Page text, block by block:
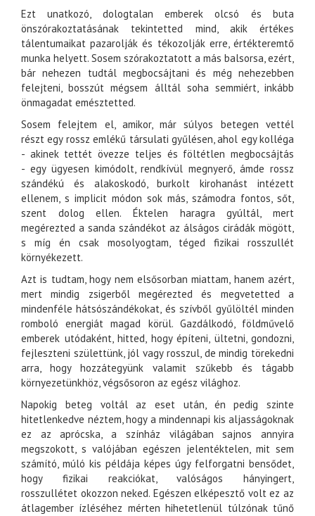
Ezt unatkozó, dologtalan emberek olcsó és buta
önszórakoztatásának tekintetted mind, akik értékes
tálentumaikat pazarolják és tékozolják erre, értékteremtő
munka helyett. Sosem szórakoztatott a más balsorsa, ezért,
bár nehezen tudtál megbocsájtani és még nehezebben
felejteni, bosszút mégsem álltál soha semmiért, inkább
önmagadat emésztetted.
Sosem felejtem el, amikor, már súlyos betegen vettél
részt egy rossz emlékű társulati gyűlésen, ahol egy kolléga
- akinek tettét övezze teljes és föltétlen megbocsájtás
- egy ügyesen kimódolt, rendkívül megnyerő, ámde rossz
szándékú és alakoskodó, burkolt kirohanást intézett
ellenem, s implicit módon sok más, számodra fontos, sőt,
szent dolog ellen. Éktelen haragra gyúltál, mert
megérezted a sanda szándékot az álságos cirádák mögött,
s míg én csak mosolyogtam, téged fizikai rosszullét
környékezett.
Azt is tudtam, hogy nem elsősorban miattam, hanem azért,
mert mindig zsigerből megérezted és megvetetted a
mindenféle hátsószándékokat, és szívből gyűlöltél minden
romboló energiát magad körül. Gazdálkodó, földművelő
emberek utódaként, hitted, hogy építeni, ültetni, gondozni,
fejleszteni születtünk, jól vagy rosszul, de mindig törekedni
arra, hogy hozzátegyünk valamit szűkebb és tágabb
környezetünkhöz, végsősoron az egész világhoz.
Napokig beteg voltál az eset után, én pedig szinte
hitetlenkedve néztem, hogy a mindennapi kis aljasságoknak
ez az aprócska, a színház világában sajnos annyira
megszokott, s valójában egészen jelentéktelen, mit sem
számító, múló kis példája képes úgy felforgatni bensődet,
hogy fizikai reakciókat, valóságos hányingert,
rosszullétet okozzon neked. Egészen elképesztő volt ez az
átlagember ízléséhez mérten hihetetlenül túlzónak tűnő